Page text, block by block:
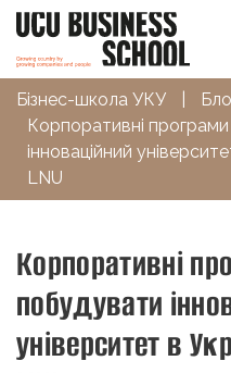
Бізнес-школа УКУ
Корпоративні
інноваційний
LNU
Корпоративні
побудувати
університет в